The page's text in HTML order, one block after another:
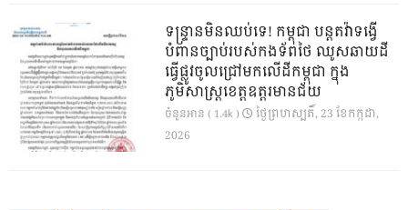
ទន្ទ្រានមិនឈប់ទេ! កម្ពុជា បន្តតវ៉ាទង្វើ
បំពានច្បាប់របស់កងទ័ពថៃ ឈូសឆាយដី
ធ្វើផ្លូវចូលជ្រៅមកលើដីកម្ពុជា ក្នុង
ភូមិសាស្ត្រខេត្តឧត្តរមានជ័យ
ចំនួនអាន ( 1.4k )
ថ្ងៃ​ព្រហស្បតិ៍, 23 ខែ​កក្កដា,
2026